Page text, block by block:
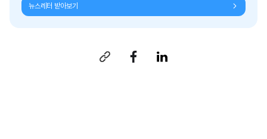
뉴스레터 받아보기